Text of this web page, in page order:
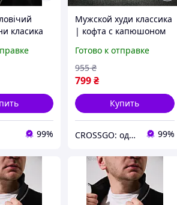
класика
99%
Мужской худи классика
| кофта с капюшоном
Готово к отправке
799₴
955 ₴
Купить
CROSSGO: одежда и обувь для динамичной жизни 99%